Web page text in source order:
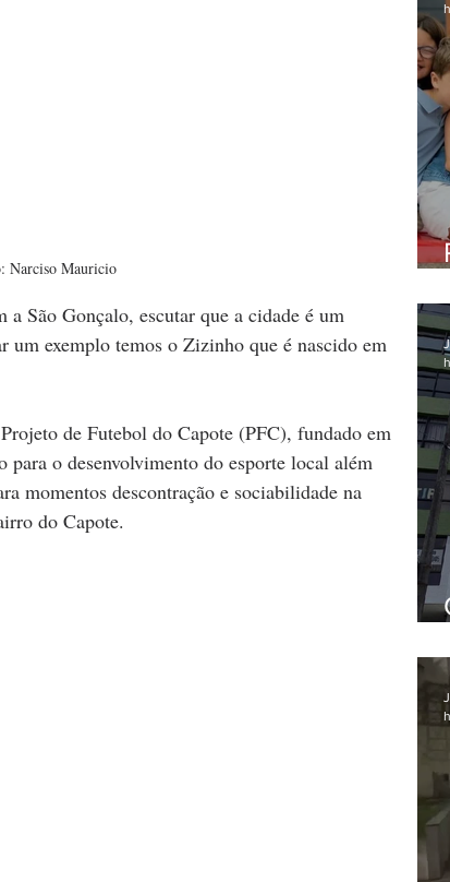
Narciso Mauricio
São Gonçalo, escutar que a cidade é um
um exemplo temos o Zizinho que é nascido em
de Futebol do Capote (PFC), fundado em
o desenvolvimento do esporte local além
momentos descontração e sociabilidade na
do Capote.